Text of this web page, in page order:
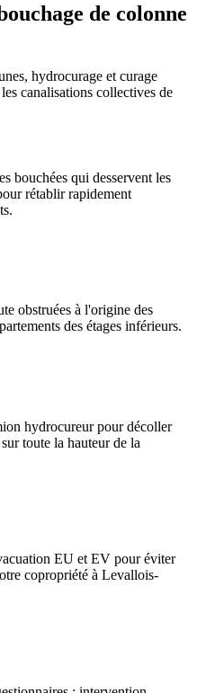
de colonne
hydrocurage et curage
canalisations collectives de
bouchées qui desservent les
rétablir rapidement
obstruées à l'origine des
des étages inférieurs.
hydrocureur pour décoller
toute la hauteur de la
EU et EV pour éviter
copropriété à Levallois-